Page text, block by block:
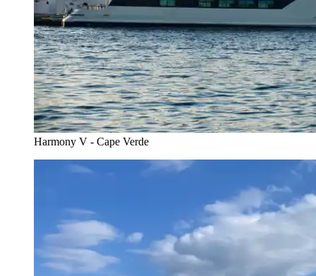
Harmony V - Cape Verde